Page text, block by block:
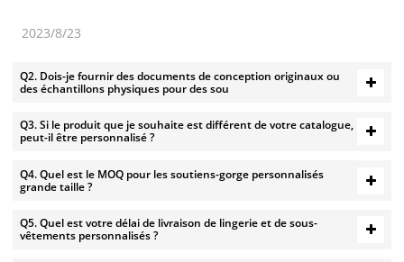
2023/8/23
Q2. Dois-je fournir des documents de conception originaux ou
des échantillons physiques pour des sou
Q3. Si le produit que je souhaite est différent de votre catalogue,
peut-il être personnalisé ?
Q4. Quel est le MOQ pour les soutiens-gorge personnalisés
grande taille ?
Q5. Quel est votre délai de livraison de lingerie et de sous-
vêtements personnalisés ?